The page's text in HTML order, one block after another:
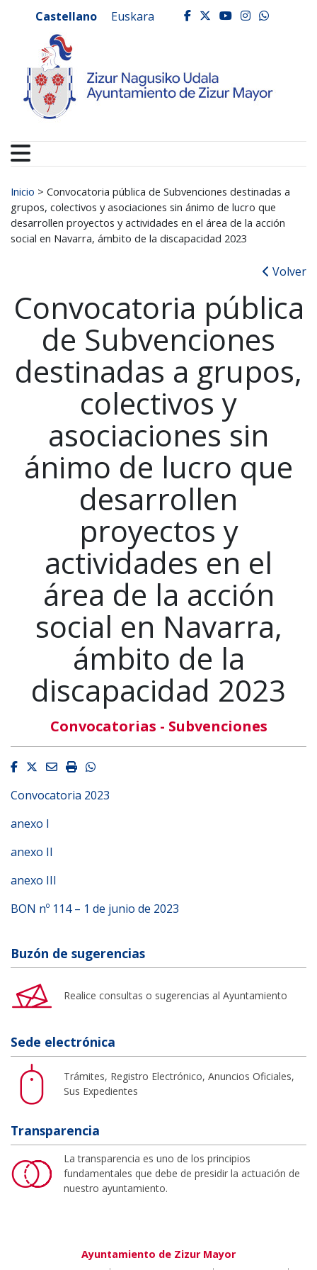
Ayuntamiento de
Castellano Euskara facebook
twitter
youtube
Buscar:
Inicio > Convocatoria pública de Subvenciones destinadas a
grupos, colectivos y asociaciones sin ánimo de lucro que
desarrollen proyectos y actividades en el área de la acción
social en Navarra, ámbito de la discapacidad 2023
Volver
Convocatoria pública
de Subvenciones
destinadas a grupos,
colectivos y
asociaciones sin
ánimo de lucro que
desarrollen
proyectos y
actividades en el
área de la acción
social en Navarra,
ámbito de la
discapacidad 2023
Convocatorias - Subvenciones
Facebook
Twitter
EmailImprimirWhatsapp
Convocatoria 2023
anexo I
anexo II
anexo III
BON nº 114 – 1 de junio de 2023
Buzón de sugerencias
Realice consultas o sugerencias al Ayuntamiento
Sede electrónica
Trámites, Registro Electrónico, Anuncios Oficiales,
Sus Expedientes
Transparencia
La transparencia es uno de los principios
fundamentales que debe de presidir la actuación de
nuestro ayuntamiento.
Ayuntamiento de Zizur Mayor